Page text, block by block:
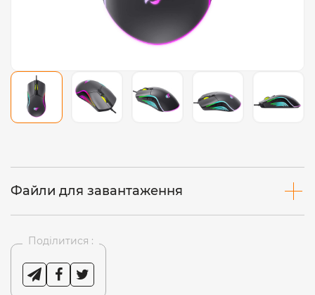
Файли для завантаження
Поділитися :